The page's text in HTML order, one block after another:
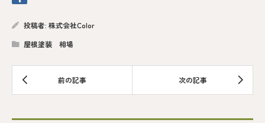
投稿者: 株式会社Color
屋根塗装 相場